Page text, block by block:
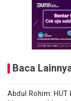
Baca
Abdul Rohim: